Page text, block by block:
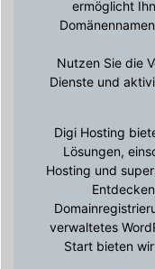
ermöglicht
Nutzen Sie die
Dienste und
Digi Hosting
Lösungen,
Hosting und
verwaltetes
Start bieten